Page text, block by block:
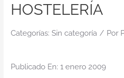
Apoyo
DisArte
HOSTELERÍA
Categorías: Sin categoría / Por
Publicado En: 1 enero 2009